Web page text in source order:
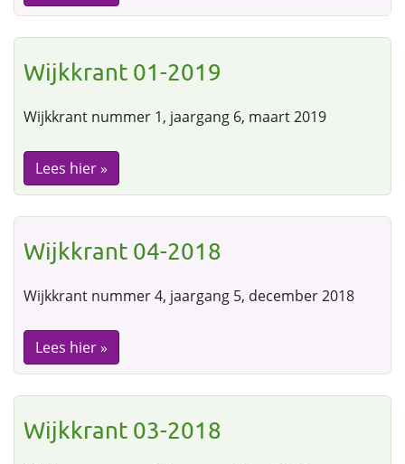
Wijkkrant 01-2019
Wijkkrant nummer 1, jaargang 6, maart 2019
Lees hier »
Wijkkrant 04-2018
Wijkkrant nummer 4, jaargang 5, december 2018
Lees hier »
Wijkkrant 03-2018